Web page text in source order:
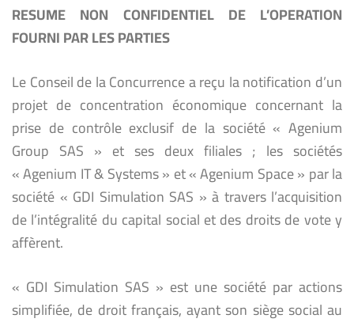
RESUME NON CONFIDENTIEL DE L’OPERATION
FOURNI PAR LES PARTIES
Le Conseil de la Concurrence a reçu la notification d’un
projet de concentration économique concernant la
prise de contrôle exclusif de la société « Agenium
Group SAS » et ses deux filiales ; les sociétés
« Agenium IT & Systems » et « Agenium Space » par la
société « GDI Simulation SAS » à travers l’acquisition
de l’intégralité du capital social et des droits de vote y
affèrent.
« GDI Simulation SAS » est une société par actions
simplifiée, de droit français, ayant son siège social au